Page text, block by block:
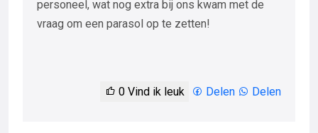
personeel, wat nog extra bij ons kwam met de
vraag om een parasol op te zetten!
0 Vind ik leuk Delen Delen